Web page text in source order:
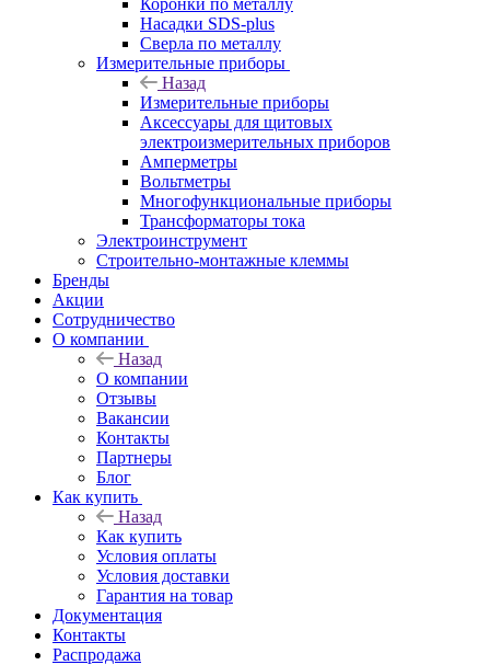
Коронки по металлу
Насадки SDS-plus
Сверла по металлу
Измерительные приборы
Назад
Измерительные приборы
Аксессуары для щитовых
электроизмерительных приборов
Амперметры
Вольтметры
Многофункциональные приборы
Трансформаторы тока
Электроинструмент
Строительно-монтажные клеммы
Бренды
Акции
Сотрудничество
О компании
Назад
О компании
Отзывы
Вакансии
Контакты
Партнеры
Блог
Как купить
Назад
Как купить
Условия оплаты
Условия доставки
Гарантия на товар
Документация
Контакты
Распродажа